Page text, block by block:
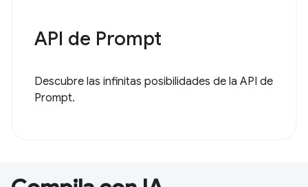
API de Prompt
Descubre las infinitas posibilidades de la API de
Prompt.